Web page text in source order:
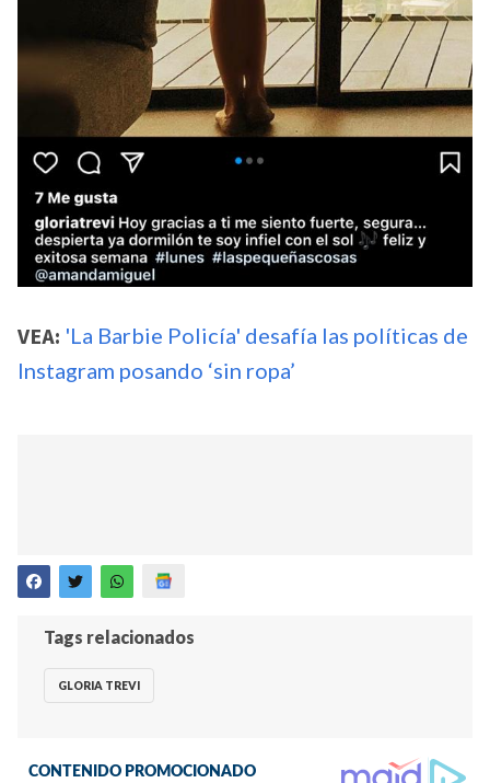
VEA: 'La Barbie Policía' desafía las políticas de
Instagram posando ‘sin ropa’
Tags relacionados
GLORIA TREVI